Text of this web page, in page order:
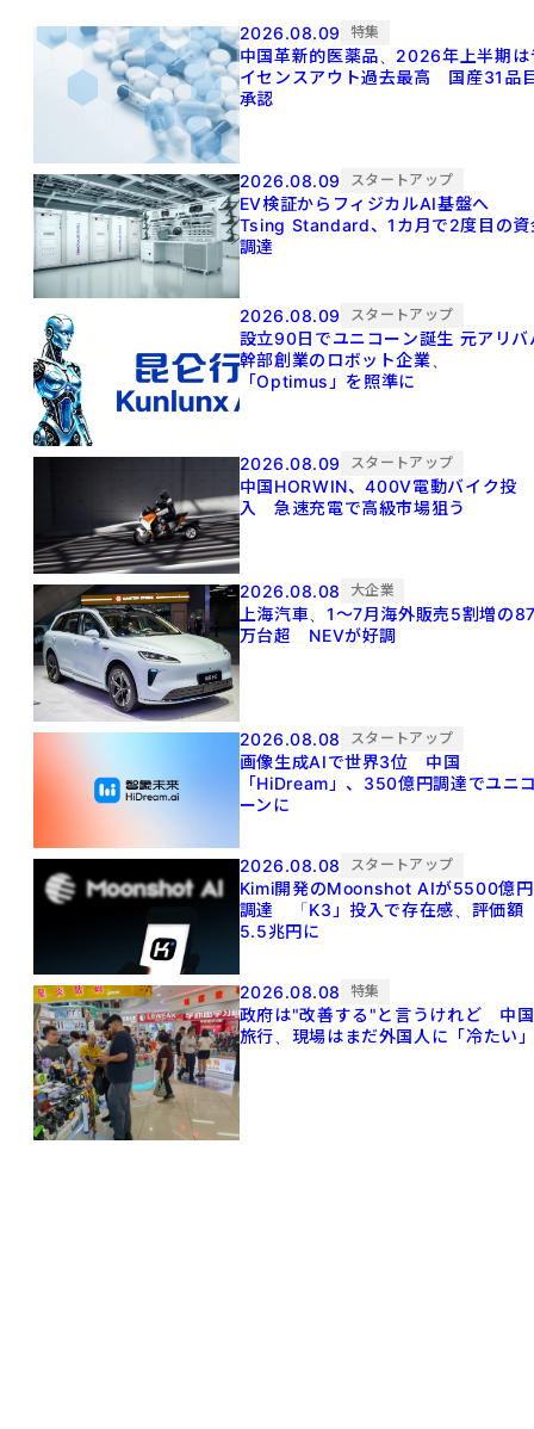
2026.08.09 特集
中国革新的医薬品、2026年上半期は
イセンスアウト過去最高 国産31品
承認
2026.08.09 スタートアップ
EV検証からフィジカルAI基盤へ
Tsing Standard、1カ月で2度目の資
調達
2026.08.09 スタートアップ
設立90日でユニコーン誕生 元アリババ
幹部創業のロボット企業、
「Optimus」を照準に
2026.08.09 スタートアップ
中国HORWIN、400V電動バイク投
入 急速充電で高級市場狙う
2026.08.08 大企業
上海汽車、1～7月海外販売5割増の
万台超 NEVが好調
2026.08.08 スタートアップ
画像生成AIで世界3位 中国
「HiDream」、350億円調達でユニ
ーンに
2026.08.08 スタートアップ
Kimi開発のMoonshot AIが5500億円
調達 「K3」投入で存在感、評価額
5.5兆円に
2026.08.08 特集
政府は"改善する"と言うけれど 中国
旅行、現場はまだ外国人に「冷たい